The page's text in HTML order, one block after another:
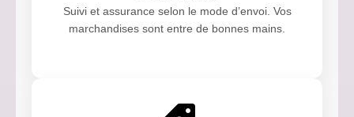
Suivi et assurance selon le mode d’envoi. Vos
marchandises sont entre de bonnes mains.